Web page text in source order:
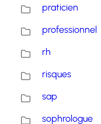
praticien
professionnel
rh
risques
sap
sophrologue